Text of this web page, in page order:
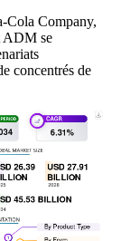
Cola Company,
ADM se
concentrés de